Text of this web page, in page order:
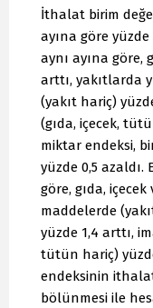
İthalat birim
ayına göre yüzde
aynı ayına göre,
arttı, yakıtlarda
(yakıt hariç)
(gıda, içecek,
miktar endeksi,
yüzde 0,5 azaldı.
göre, gıda,
maddelerde
yüzde 1,4 arttı,
tütün hariç)
endeksinin
bölünmesi ile